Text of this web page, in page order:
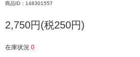
商品ID：148301557
2,750円(税250円)
在庫状況 0